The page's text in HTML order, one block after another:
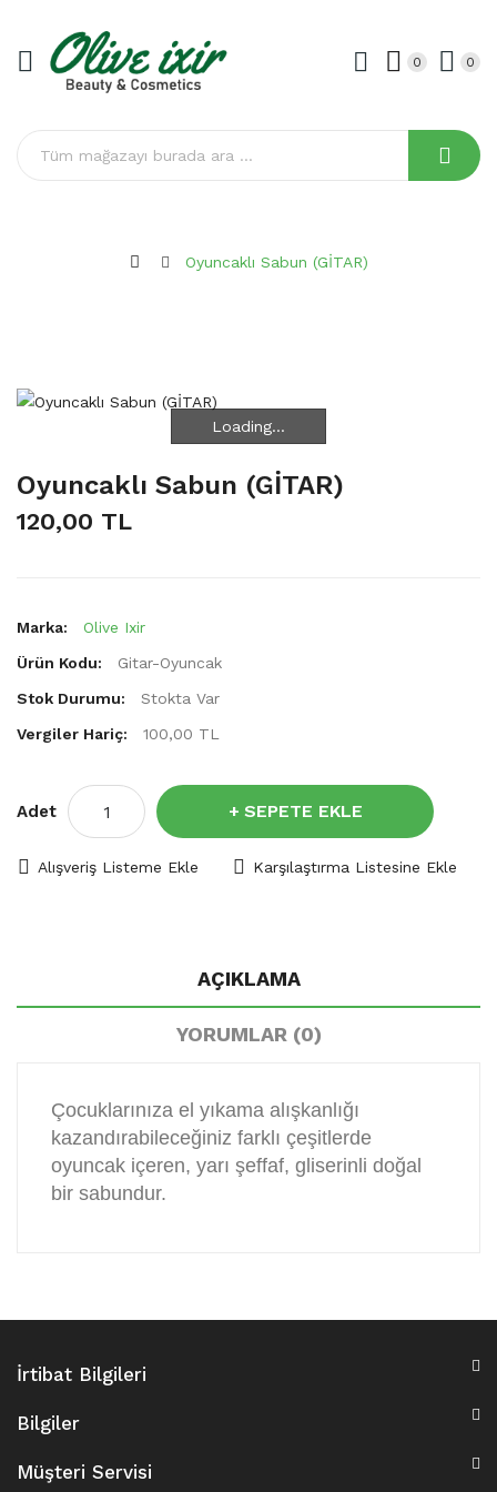
0 0
Oyuncaklı Sabun (GİTAR)
Loading...
Loading...
Oyuncaklı Sabun (GİTAR)
120,00 TL
Marka:
Olive Ixir
Ürün Kodu:
Gitar-Oyuncak
Stok Durumu:
Stokta Var
Vergiler Hariç:
100,00 TL
Adet SEPETE EKLE
Alışveriş Listeme Ekle Karşılaştırma Listesine Ekle
AÇIKLAMA
YORUMLAR (0)
Çocuklarınıza el yıkama alışkanlığı
kazandırabileceğiniz farklı çeşitlerde
oyuncak içeren, yarı şeffaf, gliserinli doğal
bir sabundur.
İrtibat Bilgileri
Bilgiler
Müşteri Servisi